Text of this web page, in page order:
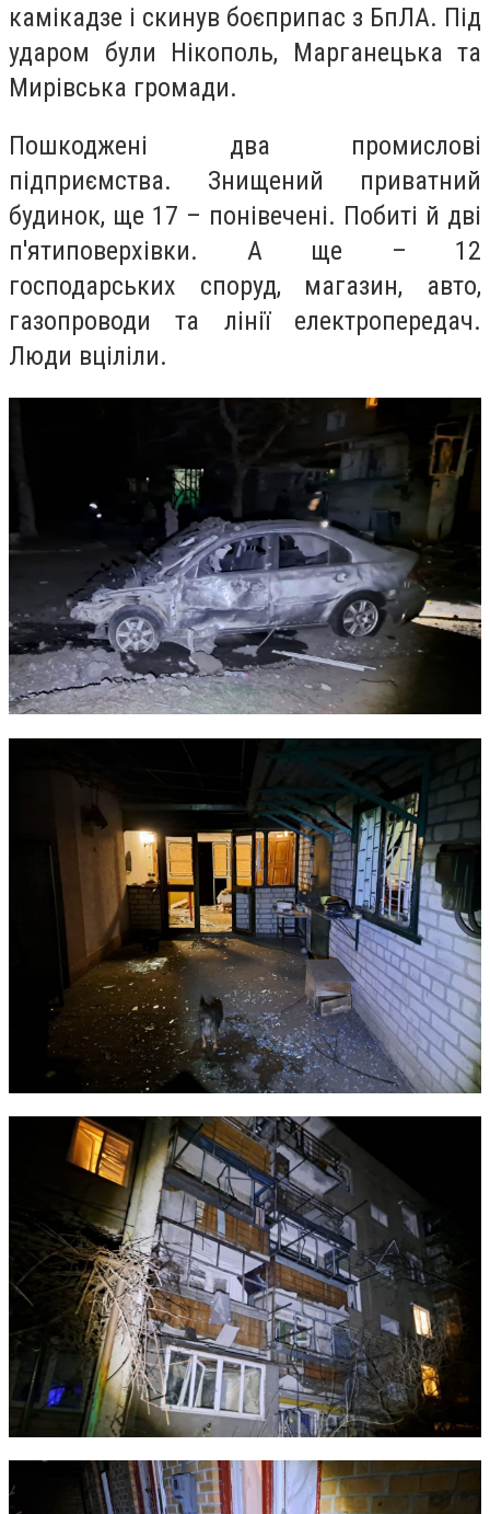
камікадзе і скинув боєприпас з БпЛА. Під
ударом були Нікополь, Марганецька та
Мирівська громади.
Пошкоджені два промислові
підприємства. Знищений приватний
будинок, ще 17 – понівечені. Побиті й дві
п'ятиповерхівки. А ще – 12
господарських споруд, магазин, авто,
газопроводи та лінії електропередач.
Люди вціліли.